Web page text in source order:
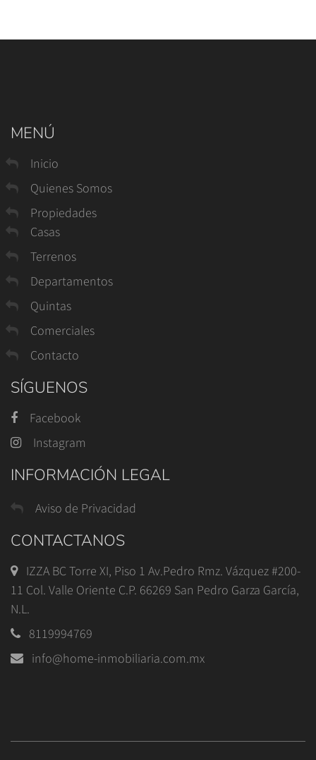
MENÚ
Inicio
Quienes Somos
Propiedades
Casas
Terrenos
Departamentos
Quintas
Comerciales
Contacto
SÍGUENOS
Facebook
Instagram
INFORMACIÓN LEGAL
Aviso de Privacidad
CONTACTANOS
IZZA BC Torre XI, Piso 1 Av.Pedro Rmz. Vázquez #200-
11 Col. Valle Oriente C.P. 66269 San Pedro Garza García,
N.L.
8119994769
info@home-inmobiliaria.com.mx